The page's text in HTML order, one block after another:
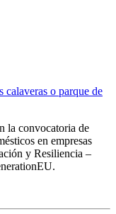
calaveras o parque de
la convocatoria de
en empresas
y Resiliencia –